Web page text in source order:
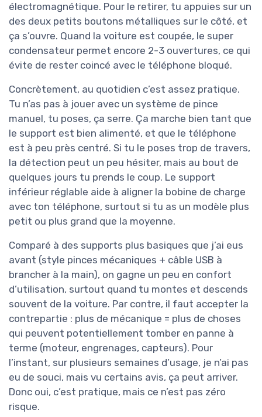
électromagnétique. Pour le retirer, tu appuies sur un
des deux petits boutons métalliques sur le côté, et
ça s’ouvre. Quand la voiture est coupée, le super
condensateur permet encore 2-3 ouvertures, ce qui
évite de rester coincé avec le téléphone bloqué.
Concrètement, au quotidien c’est assez pratique.
Tu n’as pas à jouer avec un système de pince
manuel, tu poses, ça serre. Ça marche bien tant que
le support est bien alimenté, et que le téléphone
est à peu près centré. Si tu le poses trop de travers,
la détection peut un peu hésiter, mais au bout de
quelques jours tu prends le coup. Le support
inférieur réglable aide à aligner la bobine de charge
avec ton téléphone, surtout si tu as un modèle plus
petit ou plus grand que la moyenne.
Comparé à des supports plus basiques que j’ai eus
avant (style pinces mécaniques + câble USB à
brancher à la main), on gagne un peu en confort
d’utilisation, surtout quand tu montes et descends
souvent de la voiture. Par contre, il faut accepter la
contrepartie : plus de mécanique = plus de choses
qui peuvent potentiellement tomber en panne à
terme (moteur, engrenages, capteurs). Pour
l’instant, sur plusieurs semaines d’usage, je n’ai pas
eu de souci, mais vu certains avis, ça peut arriver.
Donc oui, c’est pratique, mais ce n’est pas zéro
risque.